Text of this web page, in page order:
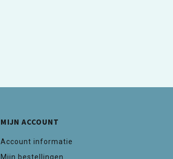
MIJN ACCOUNT
Account informatie
Mijn bestellingen